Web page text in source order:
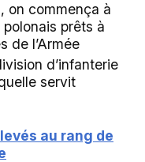
on commença à
prêts à
de l’Armée
d’infanterie
servit
au rang de